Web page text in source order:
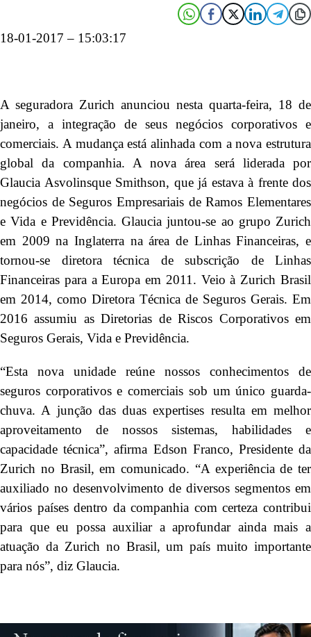
18-01-2017 – 15:03:17
A seguradora Zurich anunciou nesta quarta-feira, 18 de
janeiro, a integração de seus negócios corporativos e
comerciais. A mudança está alinhada com a nova estrutura
global da companhia. A nova área será liderada por
Glaucia Asvolinsque Smithson, que já estava à frente dos
negócios de Seguros Empresariais de Ramos Elementares
e Vida e Previdência. Glaucia juntou-se ao grupo Zurich
em 2009 na Inglaterra na área de Linhas Financeiras, e
tornou-se diretora técnica de subscrição de Linhas
Financeiras para a Europa em 2011. Veio à Zurich Brasil
em 2014, como Diretora Técnica de Seguros Gerais. Em
2016 assumiu as Diretorias de Riscos Corporativos em
Seguros Gerais, Vida e Previdência.
“Esta nova unidade reúne nossos conhecimentos de
seguros corporativos e comerciais sob um único guarda-
chuva. A junção das duas expertises resulta em melhor
aproveitamento de nossos sistemas, habilidades e
capacidade técnica”, afirma Edson Franco, Presidente da
Zurich no Brasil, em comunicado. “A experiência de ter
auxiliado no desenvolvimento de diversos segmentos em
vários países dentro da companhia com certeza contribui
para que eu possa auxiliar a aprofundar ainda mais a
atuação da Zurich no Brasil, um país muito importante
para nós”, diz Glaucia.